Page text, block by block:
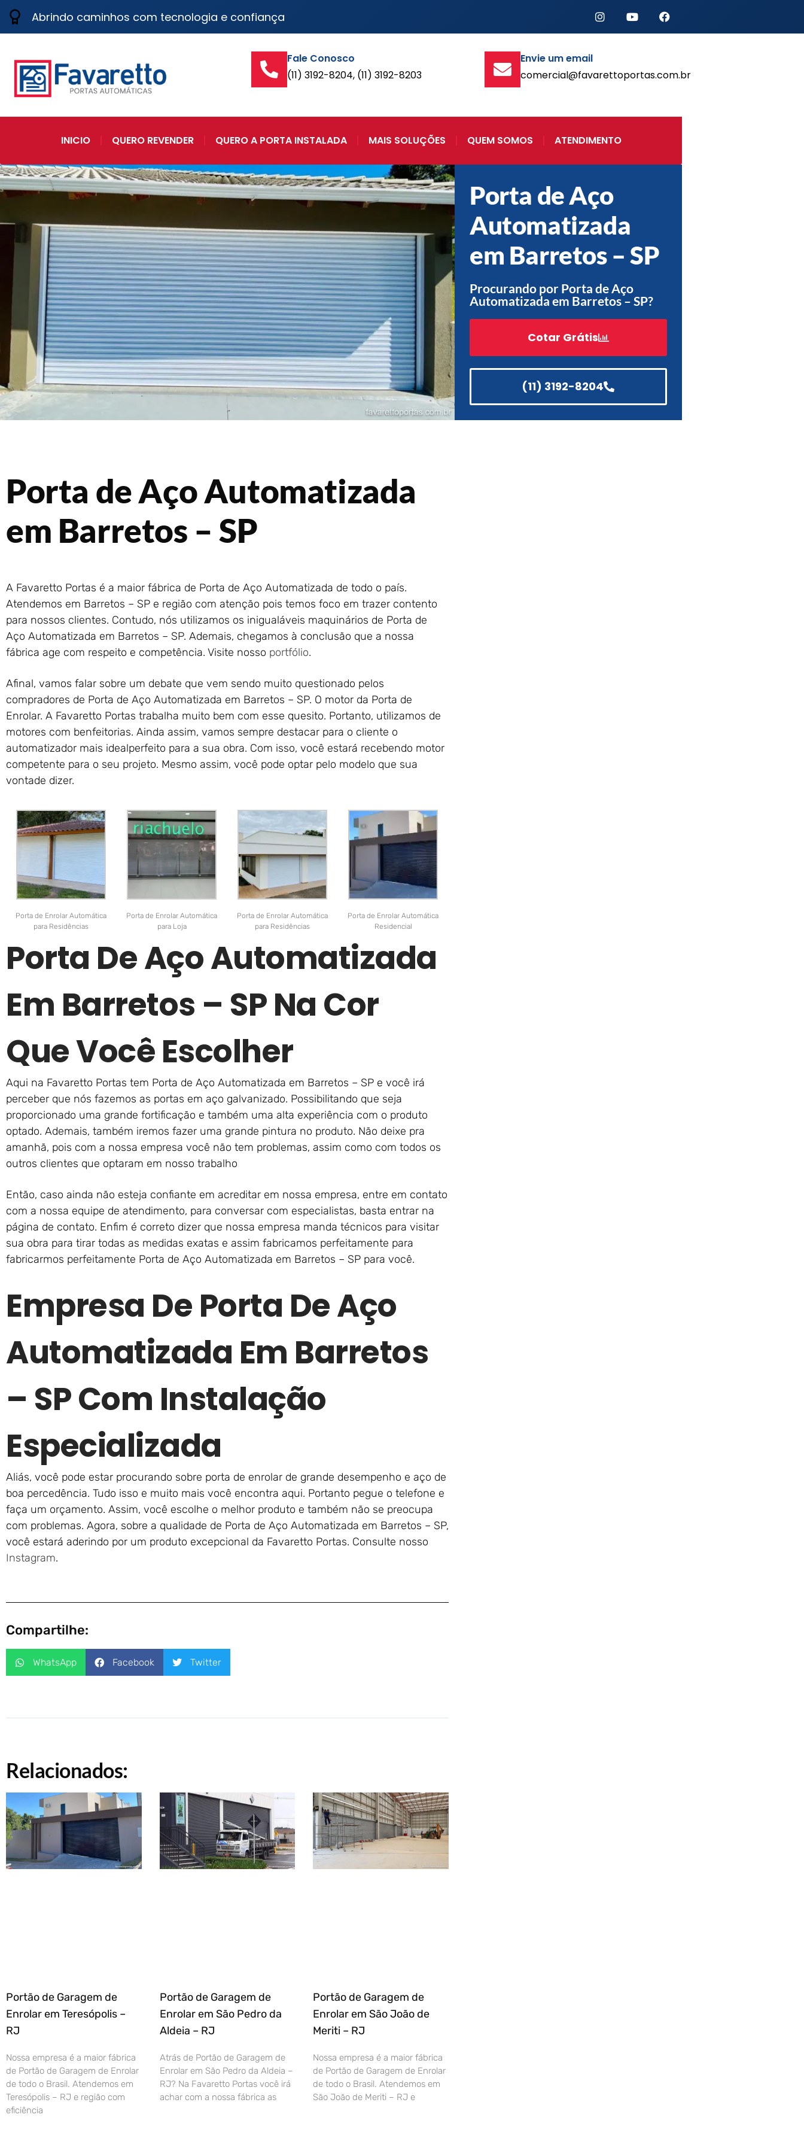
Abrindo caminhos com tecnologia e confiança
Fale Conosco
(11) 3192-8204, (11) 3192-8203
Envie um email
comercial@favarettoportas.com.br
INICIO QUERO REVENDER QUERO A PORTA INSTALADA MAIS SOLUÇÕES QUEM SOMOS ATENDIMENTO
Porta de Aço
Automatizada
em Barretos – SP
Procurando por Porta de Aço
Automatizada em Barretos – SP?
Cotar Grátis
(11) 3192-8204
Porta de Aço Automatizada
em Barretos – SP
A Favaretto Portas é a maior fábrica de Porta de Aço Automatizada de todo o país.
Atendemos em Barretos – SP e região com atenção pois temos foco em trazer contento
para nossos clientes. Contudo, nós utilizamos os inigualáveis maquinários de Porta de
Aço Automatizada em Barretos – SP. Ademais, chegamos à conclusão que a nossa
fábrica age com respeito e competência. Visite nosso portfólio.
Afinal, vamos falar sobre um debate que vem sendo muito questionado pelos
compradores de Porta de Aço Automatizada em Barretos – SP. O motor da Porta de
Enrolar. A Favaretto Portas trabalha muito bem com esse quesito. Portanto, utilizamos de
motores com benfeitorias. Ainda assim, vamos sempre destacar para o cliente o
automatizador mais idealperfeito para a sua obra. Com isso, você estará recebendo motor
competente para o seu projeto. Mesmo assim, você pode optar pelo modelo que sua
vontade dizer.
Porta de Enrolar Automática
para Residências
Porta de Enrolar Automática
para Loja
Porta de Enrolar Automática
para Residências
Porta de Enrolar Automática
Residencial
Porta De Aço Automatizada
Em Barretos – SP Na Cor
Que Você Escolher
Aqui na Favaretto Portas tem Porta de Aço Automatizada em Barretos – SP e você irá
perceber que nós fazemos as portas em aço galvanizado. Possibilitando que seja
proporcionado uma grande fortificação e também uma alta experiência com o produto
optado. Ademais, também iremos fazer uma grande pintura no produto. Não deixe pra
amanhã, pois com a nossa empresa você não tem problemas, assim como com todos os
outros clientes que optaram em nosso trabalho
Então, caso ainda não esteja confiante em acreditar em nossa empresa, entre em contato
com a nossa equipe de atendimento, para conversar com especialistas, basta entrar na
página de contato. Enfim é correto dizer que nossa empresa manda técnicos para visitar
sua obra para tirar todas as medidas exatas e assim fabricamos perfeitamente para
fabricarmos perfeitamente Porta de Aço Automatizada em Barretos – SP para você.
Empresa De Porta De Aço
Automatizada Em Barretos
– SP Com Instalação
Especializada
Aliás, você pode estar procurando sobre porta de enrolar de grande desempenho e aço de
boa percedência. Tudo isso e muito mais você encontra aqui. Portanto pegue o telefone e
faça um orçamento. Assim, você escolhe o melhor produto e também não se preocupa
com problemas. Agora, sobre a qualidade de Porta de Aço Automatizada em Barretos – SP,
você estará aderindo por um produto excepcional da Favaretto Portas. Consulte nosso
Instagram.
Compartilhe:
WhatsApp Facebook Twitter
Relacionados:
Portão de Garagem de
Enrolar em Teresópolis –
RJ
Nossa empresa é a maior fábrica
de Portão de Garagem de Enrolar
de todo o Brasil. Atendemos em
Teresópolis – RJ e região com
eficiência
Portão de Garagem de
Enrolar em São Pedro da
Aldeia – RJ
Atrás de Portão de Garagem de
Enrolar em São Pedro da Aldeia –
RJ? Na Favaretto Portas você irá
achar com a nossa fábrica as
Portão de Garagem de
Enrolar em São João de
Meriti – RJ
Nossa empresa é a maior fábrica
de Portão de Garagem de Enrolar
de todo o Brasil. Atendemos em
São João de Meriti – RJ e